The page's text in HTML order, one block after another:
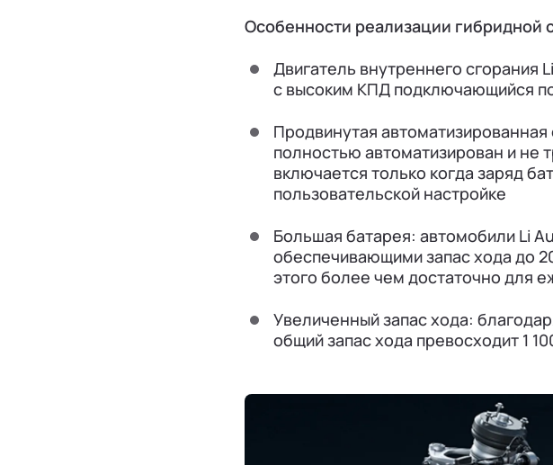
Особенности реализации гибридной
Двигатель внутреннего сгорания
с высоким КПД подключающийся
Продвинутая
полностью автоматизирован и не
включается только когда заряд
пользовательской настройке
Большая батарея: автомобили Li
обеспечивающими запас хода до
этого более чем достаточно для
Увеличенный запас хода:
общий запас хода превосходит 1